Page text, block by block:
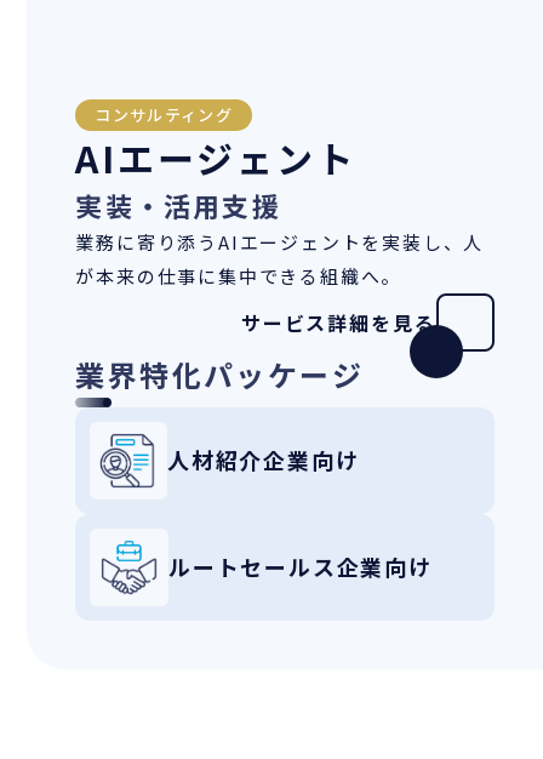
コンサルティング
AIエージェント
実装・活用支援
業務に寄り添うAIエージェントを実装し、人
が本来の仕事に集中できる組織へ。
サービス詳細を見る
業界特化パッケージ
人材紹介企業向け
ルートセールス企業向け